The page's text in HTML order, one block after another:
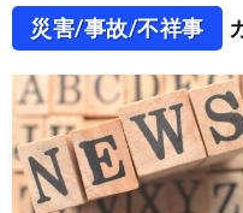
災害/事故/不祥事